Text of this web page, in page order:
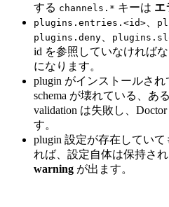
する channels.* キーは エ
plugins.entries.<id>
plugins.deny
id を参照していなければ
になります。
plugin がインストールされ
schema が壊れている、あ
validation は失敗し、
す。
plugin 設定が存在していて
れば、設定自体は保持さ
warning が出ます。